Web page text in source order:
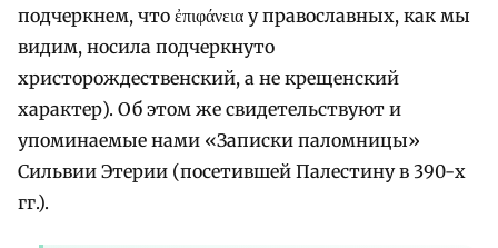
подчеркнем, что ἐπιφάνεια у православных, как мы
видим, носила подчеркнуто
христорождественский, а не крещенский
характер). Об этом же свидетельствуют и
упоминаемые нами «Записки паломницы»
Сильвии Этерии (посетившей Палестину в 390-х
гг.).